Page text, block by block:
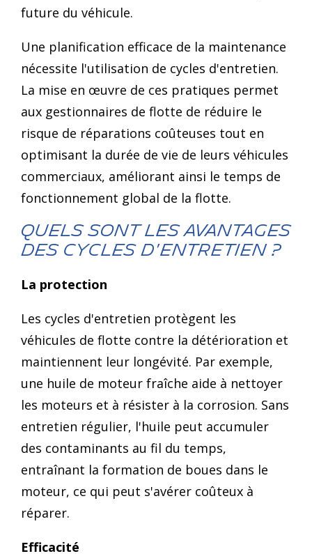
future du véhicule.
Une planification efficace de la maintenance
nécessite l'utilisation de cycles d'entretien.
La mise en œuvre de ces pratiques permet
aux gestionnaires de flotte de réduire le
risque de réparations coûteuses tout en
optimisant la durée de vie de leurs véhicules
commerciaux, améliorant ainsi le temps de
fonctionnement global de la flotte.
Quels sont les avantages
des cycles d'entretien ?
La protection
Les cycles d'entretien protègent les
véhicules de flotte contre la détérioration et
maintiennent leur longévité. Par exemple,
une huile de moteur fraîche aide à nettoyer
les moteurs et à résister à la corrosion. Sans
entretien régulier, l'huile peut accumuler
des contaminants au fil du temps,
entraînant la formation de boues dans le
moteur, ce qui peut s'avérer coûteux à
réparer.
Efficacité